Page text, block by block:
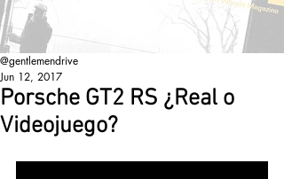
Porsche GT2 RS ¿Real o
Videojuego?
@gentlemendrive
Jun 12, 2017